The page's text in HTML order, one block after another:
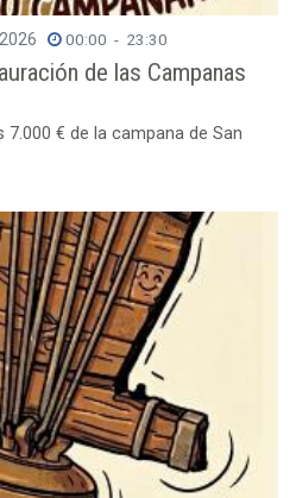
00:00 - 23:30
de las Campanas
€ de la campana de San